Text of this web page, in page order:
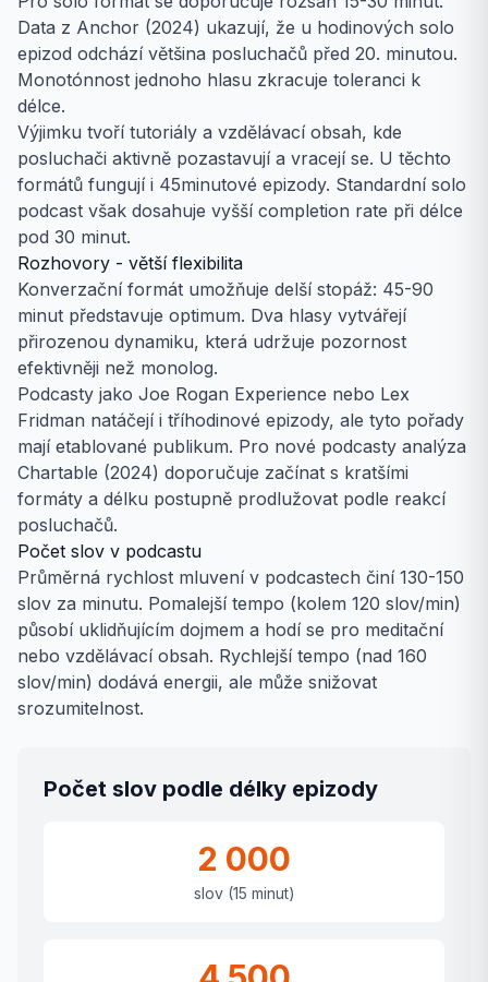
Data z Anchor (2024) ukazují, že u hodinových solo
epizod odchází většina posluchačů před 20. minutou.
Monotónnost jednoho hlasu zkracuje toleranci k
délce.
Výjimku tvoří tutoriály a vzdělávací obsah, kde
posluchači aktivně pozastavují a vracejí se. U těchto
formátů fungují i 45minutové epizody. Standardní solo
podcast však dosahuje vyšší completion rate při délce
pod 30 minut.
Rozhovory - větší flexibilita
Konverzační formát umožňuje delší stopáž: 45-90
minut představuje optimum. Dva hlasy vytvářejí
přirozenou dynamiku, která udržuje pozornost
efektivněji než monolog.
Podcasty jako Joe Rogan Experience nebo Lex
Fridman natáčejí i tříhodinové epizody, ale tyto pořady
mají etablované publikum. Pro nové podcasty analýza
Chartable (2024) doporučuje začínat s kratšími
formáty a délku postupně prodlužovat podle reakcí
posluchačů.
Počet slov v podcastu
Průměrná rychlost mluvení v podcastech činí 130-150
slov za minutu. Pomalejší tempo (kolem 120 slov/min)
působí uklidňujícím dojmem a hodí se pro meditační
nebo vzdělávací obsah. Rychlejší tempo (nad 160
slov/min) dodává energii, ale může snižovat
srozumitelnost.
Počet slov podle délky epizody
2 000
slov (15 minut)